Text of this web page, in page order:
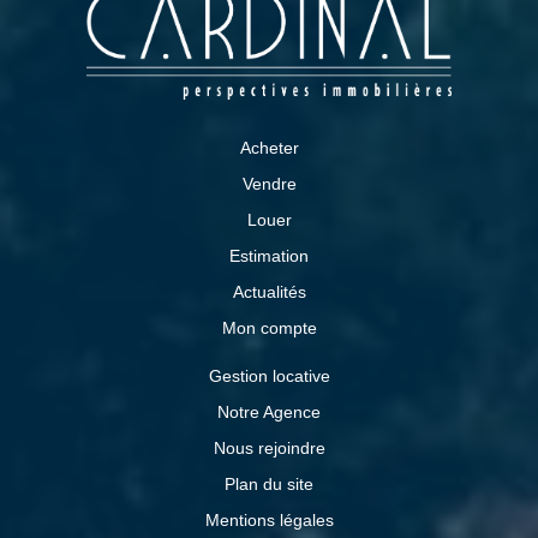
Acheter
Vendre
Louer
Estimation
Actualités
Mon compte
Gestion locative
Notre Agence
Nous rejoindre
Plan du site
Mentions légales